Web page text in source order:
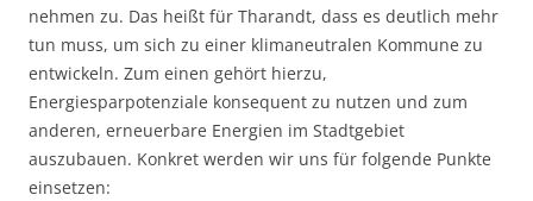
nehmen zu. Das heißt für Tharandt, dass es deutlich mehr
tun muss, um sich zu einer klimaneutralen Kommune zu
entwickeln. Zum einen gehört hierzu,
Energiesparpotenziale konsequent zu nutzen und zum
anderen, erneuerbare Energien im Stadtgebiet
auszubauen. Konkret werden wir uns für folgende Punkte
einsetzen: